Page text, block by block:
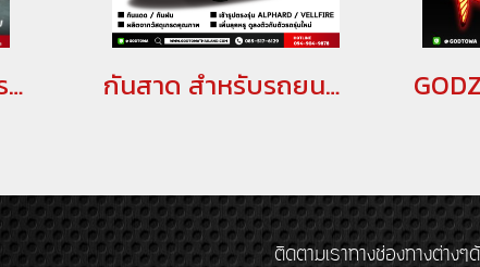
ม่านบังแดดสำหรับรถยนต์ ที่บังแดดอัลพาร์ด ม่านบังแดดอัลพาร์ด ม่านอัลพาร์ด เวลไฟร์ อลูมิเนียมบังแดด กันแดดอัลพาร์ด เวลไฟร์ ม่านกันยูวี ALPHARD/VELLFIRE(copy)(copy)(copy)(copy)(copy) กันสาด สำหรับรถยนต์ ALPHARD / VELLFIRE 40 รุ่นปี 2023 ขึ้นไป SIDE DOOR VISOR for allnew ALPHARD / allnew VELLFIRE 40 รุ่นปี 2023(copy)
ติดตามเราทางช่องทางต่างๆ